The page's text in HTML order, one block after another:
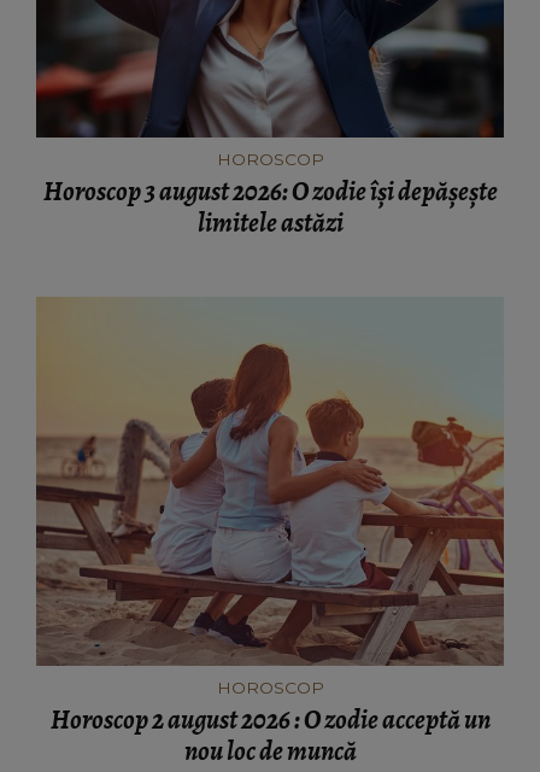
HOROSCOP
Horoscop 3 august 2026: O zodie își depășește
limitele astăzi
HOROSCOP
Horoscop 2 august 2026 : O zodie acceptă un
nou loc de muncă